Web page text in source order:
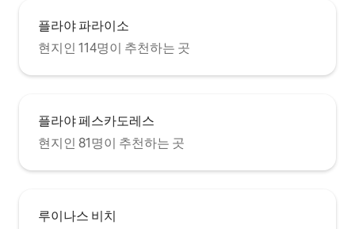
플라야 파라이소
현지인 114명이 추천하는 곳
플라야 페스카도레스
현지인 81명이 추천하는 곳
루이나스 비치